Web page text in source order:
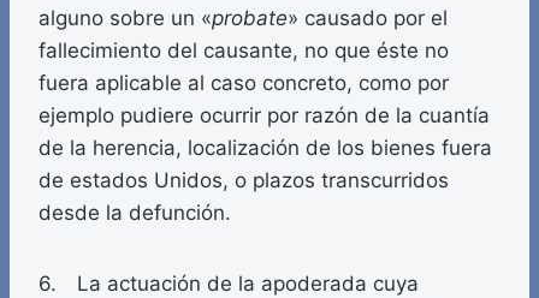
alguno sobre un «probate» causado por el
fallecimiento del causante, no que éste no
fuera aplicable al caso concreto, como por
ejemplo pudiere ocurrir por razón de la cuantía
de la herencia, localización de los bienes fuera
de estados Unidos, o plazos transcurridos
desde la defunción.
6. La actuación de la apoderada cuya